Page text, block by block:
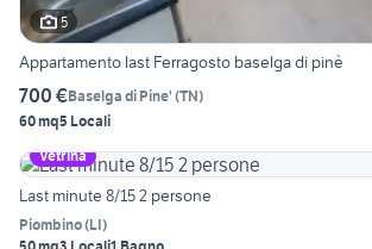
5
Appartamento last Ferragosto baselga di pinè
700 €Baselga di Pine' (TN)
60 mq5 Locali
Vetrina
Last minute 8/15 2 persone
Piombino(LI)